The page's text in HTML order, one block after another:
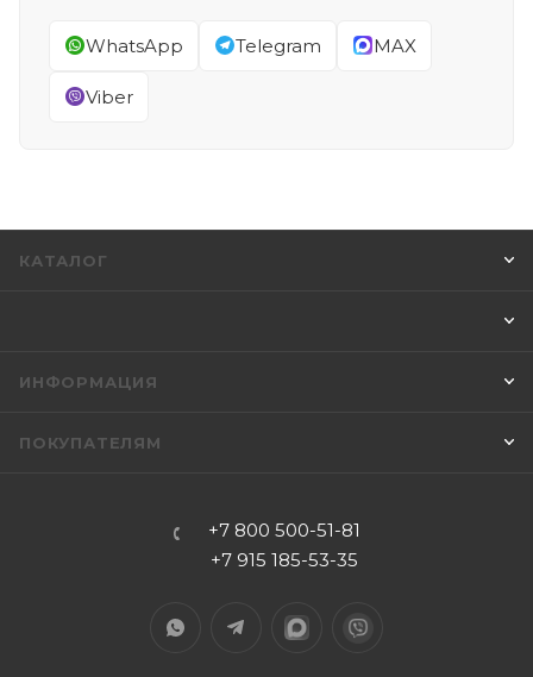
WhatsApp Telegram MAX
Viber
КАТАЛОГ
ИНФОРМАЦИЯ
ПОКУПАТЕЛЯМ
+7 800 500-51-81
+7 915 185-53-35